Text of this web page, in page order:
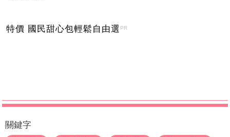
特價 國民甜心包輕鬆自由選 PR
關鍵字